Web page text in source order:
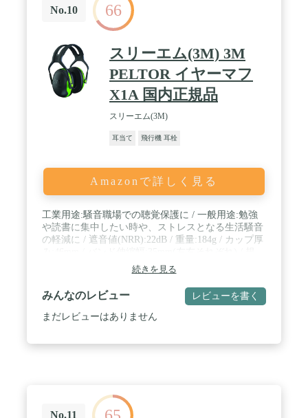
No.10 66
スリーエム(3M) 3M
PELTOR イヤーマフ
X1A 国内正規品
スリーエム(3M)
耳当て 飛行機 耳栓
Amazonで詳しく見る
工業用途:騒音職場での聴覚保護に / 一般用途:勉強
や読書に集中したい時や、ストレスとなる生活騒音
の軽減に / 遮音値(NRR):22dB / 重量:184g / カップ厚
格:ANSI S3.19-1974 適合品、原産国:アメリカ / 素
材/ヘッドバンド:ステンレス、熱可塑性樹脂、ポリ
エステル、ポリプロピレン、ポリアセタール樹脂 カ
ップ:ABS樹脂、熱可塑性樹脂 インサート:ポリウレ
タン 耳あて:ポリウレタン/塩化ビニル/ABS樹脂 / ※
続きを見る
みんなのレビュー レビューを書く
まだレビューはありません
No.11